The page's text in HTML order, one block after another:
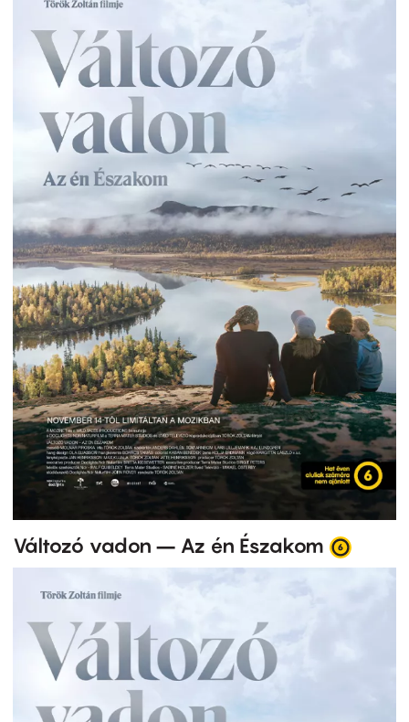
Változó vadon – Az én Északom